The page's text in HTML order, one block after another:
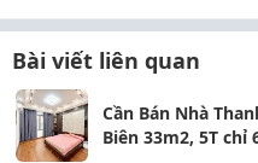
Bài viết liên quan
Cần Bán Nhà
Biên 33m2, 5T chỉ